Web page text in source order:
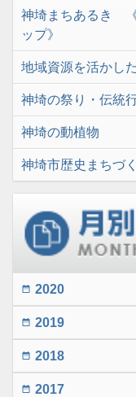
神埼まちあるき
ップ》
地域資源を活か
神埼の祭り・伝統
神埼の動植物
神埼市歴史まちづ
date_range 2020
date_range 2019
date_range 2018
date_range 2017